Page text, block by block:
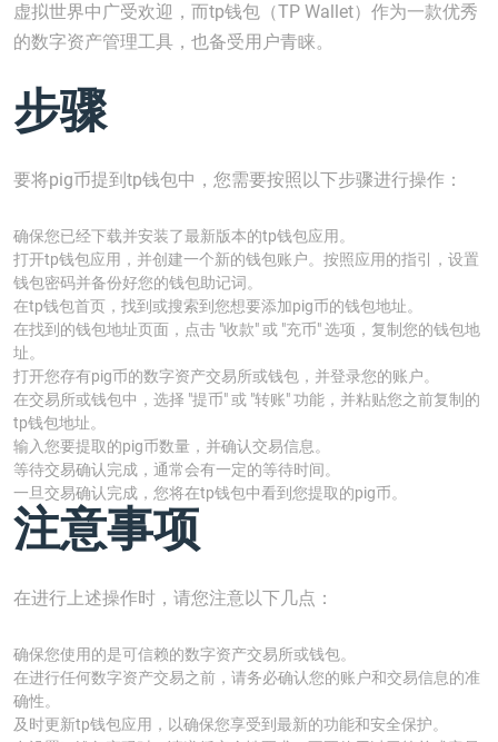
虚拟世界中广受欢迎，而tp钱包（TP Wallet）作为一款优秀
的数字资产管理工具，也备受用户青睐。
步骤
要将pig币提到tp钱包中，您需要按照以下步骤进行操作：
确保您已经下载并安装了最新版本的tp钱包应用。
打开tp钱包应用，并创建一个新的钱包账户。按照应用的指引，设置
钱包密码并备份好您的钱包助记词。
在tp钱包首页，找到或搜索到您想要添加pig币的钱包地址。
在找到的钱包地址页面，点击 "收款" 或 "充币" 选项，复制您的钱包地
址。
打开您存有pig币的数字资产交易所或钱包，并登录您的账户。
在交易所或钱包中，选择 "提币" 或 "转账" 功能，并粘贴您之前复制的
tp钱包地址。
输入您要提取的pig币数量，并确认交易信息。
等待交易确认完成，通常会有一定的等待时间。
一旦交易确认完成，您将在tp钱包中看到您提取的pig币。
注意事项
在进行上述操作时，请您注意以下几点：
确保您使用的是可信赖的数字资产交易所或钱包。
在进行任何数字资产交易之前，请务必确认您的账户和交易信息的准
确性。
及时更新tp钱包应用，以确保您享受到最新的功能和安全保护。